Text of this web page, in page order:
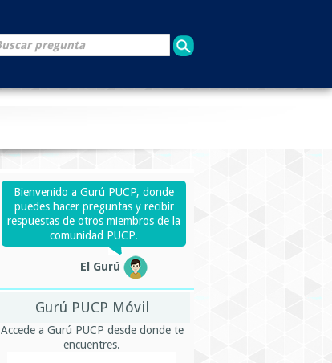
Bienvenido a Gurú PUCP, donde
puedes hacer preguntas y recibir
respuestas de otros miembros de la
comunidad PUCP.
El Gurú
Gurú PUCP Móvil
Accede a Gurú PUCP desde donde te
encuentres.